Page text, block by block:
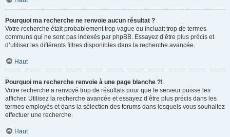
Pourquoi ma recherche ne renvoie aucun résultat ?
Votre recherche était probablement trop vague ou incluait trop de termes
communs qui ne sont pas indexés par phpBB. Essayez d’être plus précis et
d’utiliser les différents filtres disponibles dans la recherche avancée.
Haut
Pourquoi ma recherche renvoie à une page blanche ?!
Votre recherche a renvoyé trop de résultats pour que le serveur puisse les
afficher. Utilisez la recherche avancée et essayez d’être plus précis dans les
termes employés et dans la sélection des forums dans lesquels vous souhaitez
effectuer une recherche.
Haut